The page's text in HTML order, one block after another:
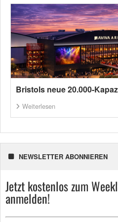
Bristols neue 20.000-
Weiterlesen
NEWSLETTER ABONNIEREN
Jetzt kostenlos zum
anmelden!